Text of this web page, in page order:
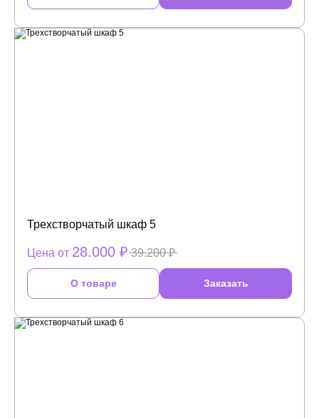
Трехстворчатый шкаф 5
Цена от 28.000 ₽ 39.200 ₽
О товаре Заказать